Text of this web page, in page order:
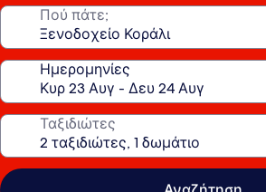
Πού πάτε;
Ημερομηνίες
Ταξιδιώτες